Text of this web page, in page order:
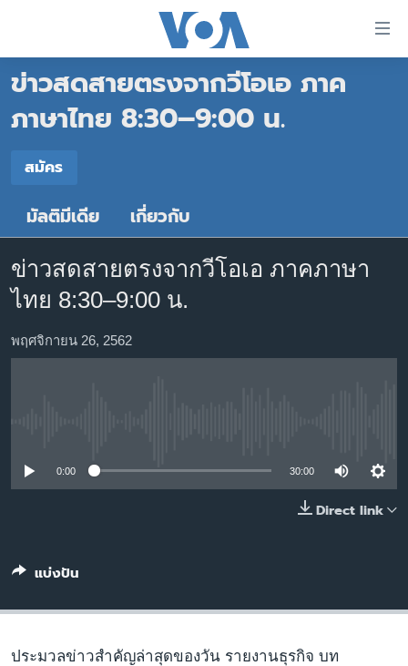
ต่อ
ไป
หลัก
หน้า
หลัก
ข้าม
ไป
การ
หน้าหลัก
โลก
เอเชีย
ไทย
ธุรกิจ
วิทยาศาสตร์
ไลฟ์สไตล์
ข่าวสดสายตรงจากวีโอเอ ภาค
ภาษาไทย 8:30–9:00 น.
สมัคร
สมัคร
มัลติมีเดีย เกี่ยวกับ
ข่าวสดสายตรงจากวีโอเอ ภาคภาษา
ไทย 8:30–9:00 น.
พฤศจิกายน 26, 2562
0:00 30:00
Direct link
แบ่งปัน
ประมวลข่าวสำคัญล่าสุดของวัน รายงานธุรกิจ บท